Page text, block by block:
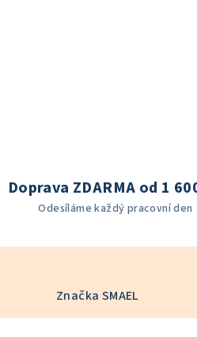
Doprava ZDARMA od 1
Odesíláme každý pracovní den
Značka SMAEL